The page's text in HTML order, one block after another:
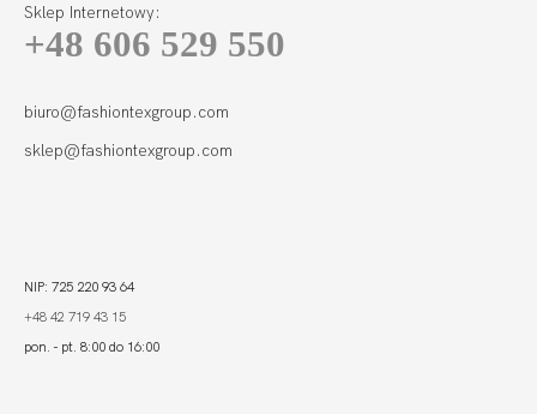
PALAZZO FIGI
Sklep Internetowy:
+48 606 529 550
biuro@fashiontexgroup.com
sklep@fashiontexgroup.com
NIP: 725 220 93 64
+48 42 719 43 15
pon. - pt. 8:00 do 16:00